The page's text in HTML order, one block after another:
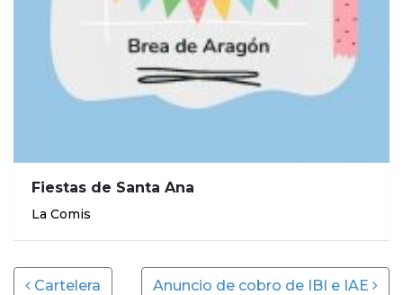
Fiestas de Santa Ana
La Comis
Post navigation
Cartelera Anuncio de cobro de IBI e IAE